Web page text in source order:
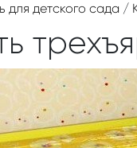
для детского сада /